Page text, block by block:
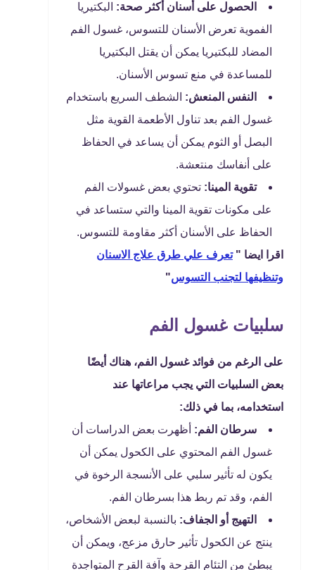
الحصول على أسنان أكثر صحة: البكتيريا
الفموية تعرض الأسنان للتسوس، غسول الفم
المضاد للبكتيريا يمكن أن يقتل البكتيريا
للمساعدة في منع تسوس الأسنان.
النفس المنعش: الشطف السريع باستخدام
غسول الفم بعد تناول الأطعمة القوية مثل
البصل أو الثوم يمكن أن يساعد في الحفاظ
على أنفاسك منتعشة.
تقوية المينا: تحتوي بعض غسولات الفم
على مكونات تقوية المينا والتي ستساعد في
الحفاظ على الأسنان أكثر مقاومة للتسوس.
اقرا ايضا "تعرف علي طرق علاج الاسنان
وتنظيفها لتجنب التسوس"
سلبيات غسول الفم
على الرغم من فوائد غسول الفم، هناك أيضًا
بعض السلبيات التي يجب مراعاتها عند
استخدامه، بما في ذلك:
سرطان الفم: أظهرت بعض الدراسات أن
غسول الفم المحتوي على الكحول يمكن أن
يكون له تأثير سلبي على الأنسجة الرخوة في
الفم، وقد تم ربط هذا بسرطان الفم.
التهيج أو الجفاف: بالنسبة لبعض الأشخاص،
ينتج عن الكحول تأثير حارق مزعج، ويمكن أن
يبطئ من التئام القرحة وآفة القرح المتواجدة